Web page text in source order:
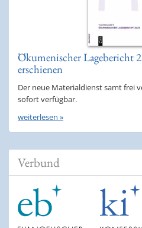
Ökumenischer Lagebericht
erschienen
Der neue Materialdienst samt frei
sofort verfügbar.
weiterlesen »
Verbund